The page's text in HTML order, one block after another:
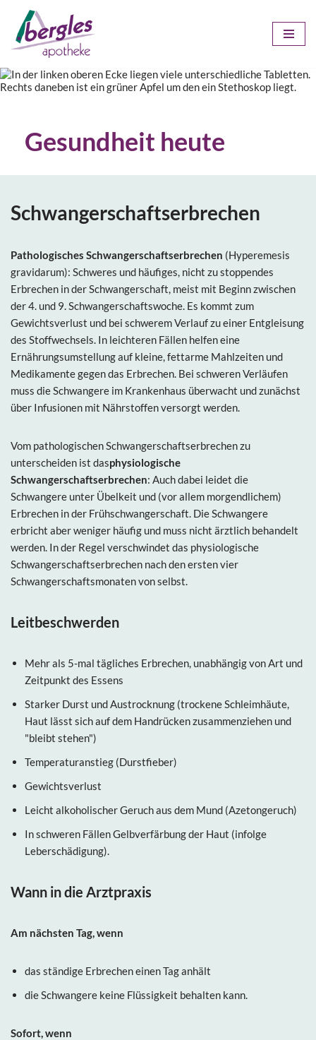
Zum
springen
Gesundheit heute
Schwangerschaftserbrechen
Pathologisches Schwangerschaftserbrechen (Hyperemesis
gravidarum): Schweres und häufiges, nicht zu stoppendes
Erbrechen in der Schwangerschaft, meist mit Beginn zwischen
der 4. und 9. Schwangerschaftswoche. Es kommt zum
Gewichtsverlust und bei schwerem Verlauf zu einer Entgleisung
des Stoffwechsels. In leichteren Fällen helfen eine
Ernährungsumstellung auf kleine, fettarme Mahlzeiten und
Medikamente gegen das Erbrechen. Bei schweren Verläufen
muss die Schwangere im Krankenhaus überwacht und zunächst
über Infusionen mit Nährstoffen versorgt werden.
Vom pathologischen Schwangerschaftserbrechen zu
unterscheiden ist dasphysiologische
Schwangerschaftserbrechen: Auch dabei leidet die
Schwangere unter Übelkeit und (vor allem morgendlichem)
Erbrechen in der Frühschwangerschaft. Die Schwangere
erbricht aber weniger häufig und muss nicht ärztlich behandelt
werden. In der Regel verschwindet das physiologische
Schwangerschaftserbrechen nach den ersten vier
Schwangerschaftsmonaten von selbst.
Leitbeschwerden
Mehr als 5-mal tägliches Erbrechen, unabhängig von Art und
Zeitpunkt des Essens
Starker Durst und Austrocknung (trockene Schleimhäute,
Haut lässt sich auf dem Handrücken zusammenziehen und
"bleibt stehen")
Temperaturanstieg (Durstfieber)
Gewichtsverlust
Leicht alkoholischer Geruch aus dem Mund (Azetongeruch)
In schweren Fällen Gelbverfärbung der Haut (infolge
Leberschädigung).
Wann in die Arztpraxis
Am nächsten Tag, wenn
das ständige Erbrechen einen Tag anhält
die Schwangere keine Flüssigkeit behalten kann.
Sofort, wenn